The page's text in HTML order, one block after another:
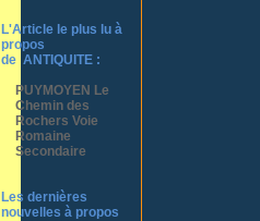
L'Article le plus lu à
propos
de ANTIQUITE :
PUYMOYEN Le
Chemin des
Rochers Voie
Romaine
Secondaire
Les dernières
nouvelles à propos